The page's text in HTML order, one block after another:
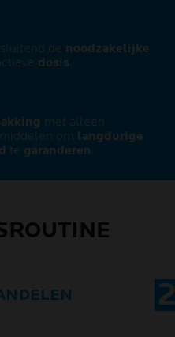
de noodzakelijke
dosis
met alleen
om langdurige
te garanderen